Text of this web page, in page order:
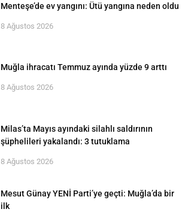
Menteşe’de ev yangını: Ütü yangına neden oldu
8 Ağustos 2026
Muğla ihracatı Temmuz ayında yüzde 9 arttı
8 Ağustos 2026
Milas’ta Mayıs ayındaki silahlı saldırının
şüphelileri yakalandı: 3 tutuklama
8 Ağustos 2026
Mesut Günay YENİ Parti’ye geçti: Muğla’da bir
ilk